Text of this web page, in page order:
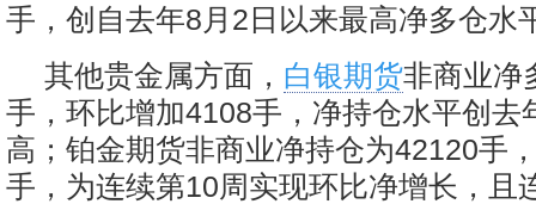
手，创自去年8月2日以来最高净多仓水
其他贵金属方面， 白银期货非商业净
手，环比增加4108手，净持仓水平创去
高；铂金期货非商业净持仓为42120手
手，为连续第10周实现环比净增长，且